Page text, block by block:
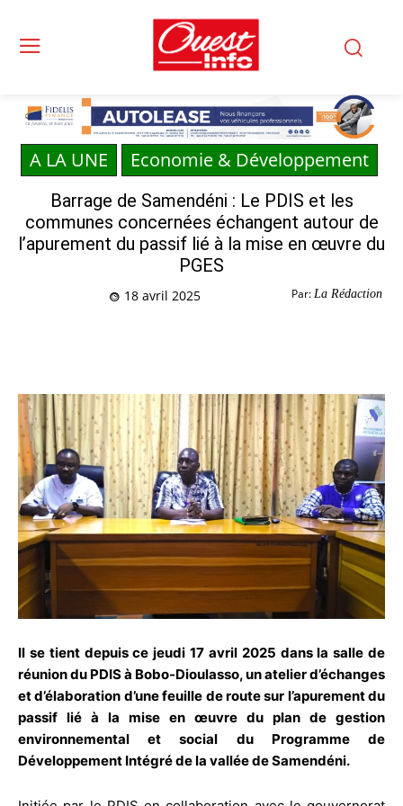
A LA UNE Economie & Développement
Barrage de Samendéni : Le PDIS et les
communes concernées échangent autour de
l’apurement du passif lié à la mise en œuvre du
PGES
Par: La Rédaction
18 avril 2025
Il se tient depuis ce jeudi 17 avril 2025 dans la salle de
réunion du PDIS à Bobo-Dioulasso, un atelier d’échanges
et d’élaboration d’une feuille de route sur l’apurement du
passif lié à la mise en œuvre du plan de gestion
environnemental et social du Programme de
Développement Intégré de la vallée de Samendéni.